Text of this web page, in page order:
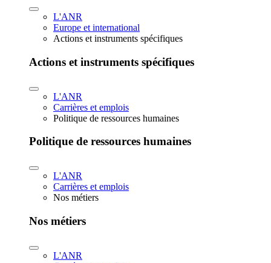
L'ANR
Europe et international
Actions et instruments spécifiques
Actions et instruments spécifiques
L'ANR
Carrières et emplois
Politique de ressources humaines
Politique de ressources humaines
L'ANR
Carrières et emplois
Nos métiers
Nos métiers
L'ANR